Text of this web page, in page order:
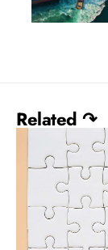
Related ↷